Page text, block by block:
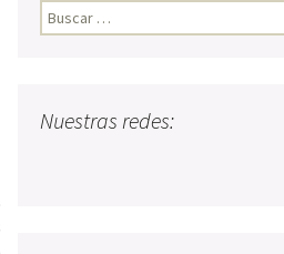
Buscar:
Nuestras redes: